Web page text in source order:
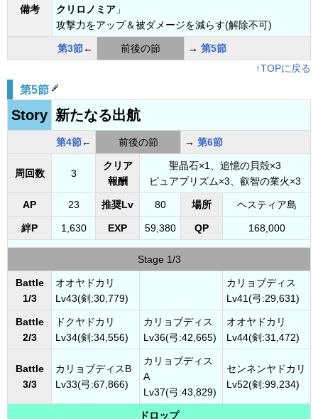
備考
クリロノミア 」
攻撃力をアップ＆被ダメージを減らす(解除不可)
第3節← 前後の節 → 第5節
↑TOPに戻る
第5節
Story 新たなる出航
第4節← 前後の節 → 第6節
周回数 3
クリア
報酬
聖晶石×1、追憶の貝殻×3
ピュアプリズム×3、叡智の業火×3
AP 23 推奨Lv 80 場所 ヘスティア島
絆P 1,630 EXP 59,380 QP 168,000
Stage 1/3
Battle
1/3
オオヤドカリ
Lv43(剣:30,779)
カリョブディス
Lv41(弓:29,631)
Battle
2/3
ドクヤドカリ
Lv34(剣:34,556)
カリョブディス
Lv36(弓:42,665)
オオヤドカリ
Lv44(剣:31,472)
Battle
3/3
カリョブディスB
Lv33(弓:67,866)
カリョブディス
A
Lv37(弓:43,829)
センネンヤドカリ
Lv52(剣:99,234)
ドロップ